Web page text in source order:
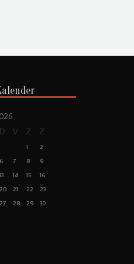
D V Z Z
1
2
6 7 8
9
13 14 15
16
20 21 22
23
27 28 29
30